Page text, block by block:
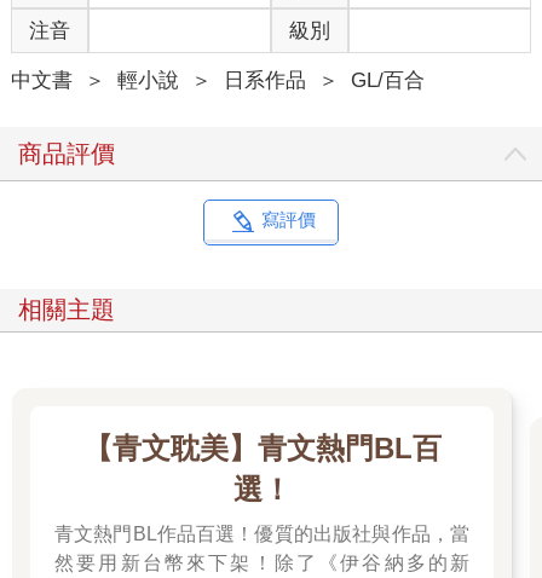
注音 級別
中文書 ＞ 輕小說 ＞ 日系作品 ＞ GL/百合
商品評價
寫評價
相關主題
【青文耽美】青文熱門BL百
選！
青文熱門BL作品百選！優質的出版社與作品，當
然要用新台幣來下架！除了《伊谷納多的新